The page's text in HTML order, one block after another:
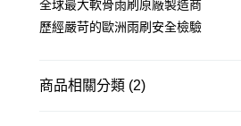
街口支付
Google Pay
全球最大軟骨雨刷原廠製造商
歷經嚴苛的歐洲雨刷安全檢驗
商品相關分類 (2)